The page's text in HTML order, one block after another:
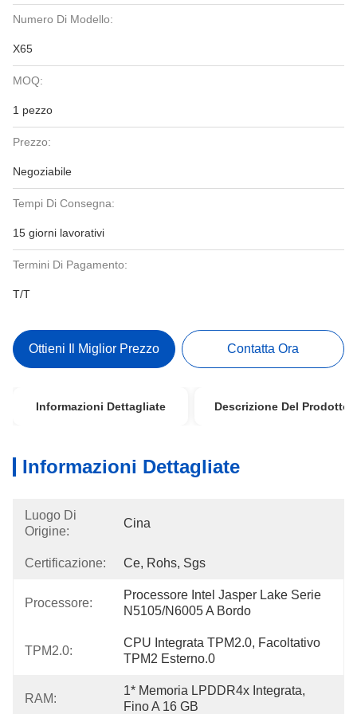
Numero Di Modello:
X65
MOQ:
1 pezzo
Prezzo:
Negoziabile
Tempi Di Consegna:
15 giorni lavorativi
Termini Di Pagamento:
T/T
Ottieni Il Miglior Prezzo Contatta Ora
Informazioni Dettagliate Descrizione Del Prodotto
Informazioni Dettagliate
Luogo Di
Origine:
Cina
Certificazione: Ce, Rohs, Sgs
Processore:
Processore Intel Jasper Lake Serie
N5105/N6005 A Bordo
TPM2.0:
CPU Integrata TPM2.0, Facoltativo
TPM2 Esterno.0
RAM:
1* Memoria LPDDR4x Integrata,
Fino A 16 GB